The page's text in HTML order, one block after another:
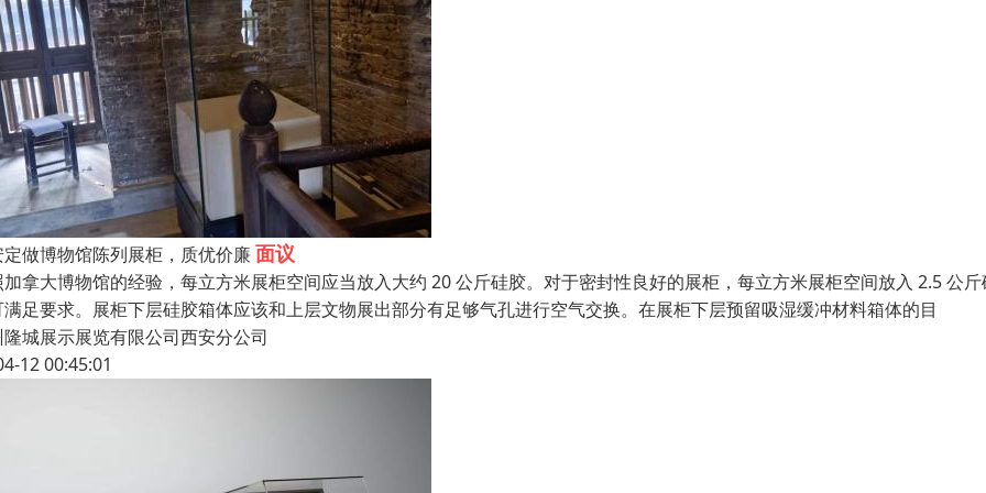
做博物馆陈列展柜，质优价廉面议
拿大博物馆的经验，每立方米展柜空间应当放入大约 20 公斤硅胶。对于密封性良好的展柜，每立方米展柜空间放入 2.5 公
足要求。展柜下层硅胶箱体应该和上层文物展出部分有足够气孔进行空气交换。在展柜下层预留吸湿缓冲材料箱体的目
城展示展览有限公司西安分公司
12 00:45:01